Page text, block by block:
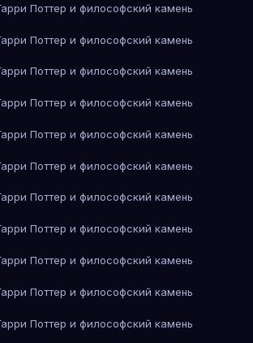
Поттер и философский камень
Поттер и философский камень
Поттер и философский камень
Поттер и философский камень
Поттер и философский камень
Поттер и философский камень
Поттер и философский камень
Поттер и философский камень
Поттер и философский камень
Поттер и философский камень
Поттер и философский камень